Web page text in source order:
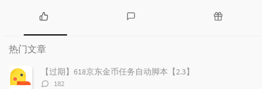
热
门
文
章
论
热门文章
【过期】618京东金币任务自动脚本【2.3】
评
182